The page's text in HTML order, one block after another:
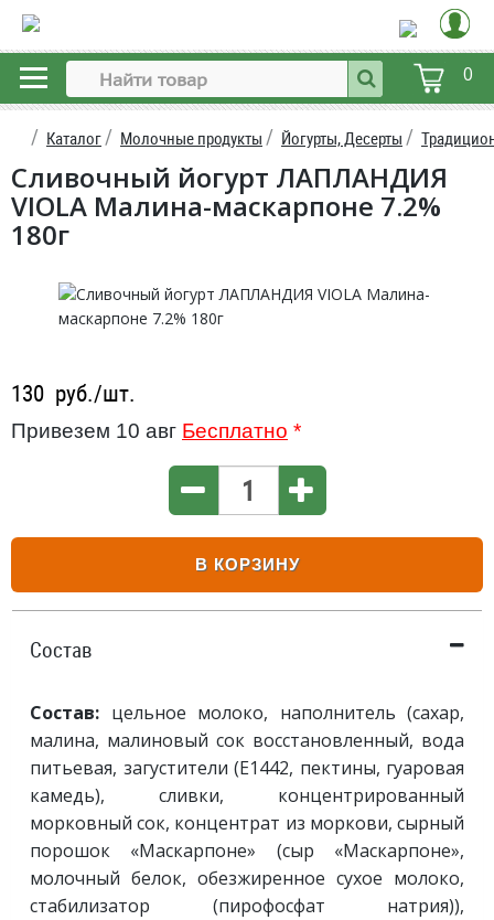
0
Каталог Молочные продукты Йогурты, Десерты
Сливочный йогурт ЛАПЛАНДИЯ
VIOLA Малина-маскарпоне 7.2%
180г
130 руб./шт.
Привезем 10 авг Бесплатно *
В КОРЗИНУ
Состав
Состав: цельное молоко, наполнитель (сахар,
малина, малиновый сок восстановленный, вода
питьевая, загустители (Е1442, пектины, гуаровая
камедь), сливки, концентрированный
морковный сок, концентрат из моркови, сырный
порошок «Маскарпоне» (сыр «Маскарпоне»,
молочный белок, обезжиренное сухое молоко,
стабилизатор (пирофосфат натрия)),